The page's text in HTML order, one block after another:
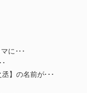
に･･･
】の名前が･･･